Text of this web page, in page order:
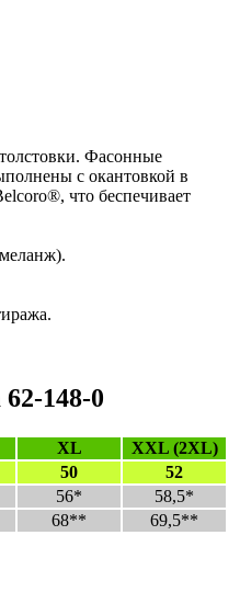
Фасонные
с окантовкой в
что беспечивает
148-0
XL
XXL (2XL)
50
52
56*
58,5*
68**
69,5**